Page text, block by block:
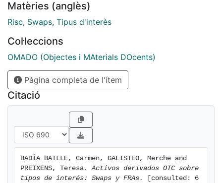
s'han utilitzat amb finalitats especulatives i per
aprofitar les oportunitats d'arbitratge. Alguns derivats
manera que el preu es determina per acord entre les
parts. Aquests derivats reben el nom de derivats OTC
(over the counter). En aquesta publicació s'estudien
dos tipus de derivats OTC sobre tipus d'interès: els
swaps o operacions de permuta financera i els FRAs
(Forward Rate Agreement).
Matèries (anglès)
Risc, Swaps, Tipus d'interès
Col·leccions
OMADO (Objectes i MAterials DOcents)
Pàgina completa de l'ítem
Citació
BADÍA BATLLE, Carmen, GALISTEO, Merche and
PREIXENS, Teresa. Activos derivados OTC sobre
tipos de interés: Swaps y FRAs.
[consulted: 6